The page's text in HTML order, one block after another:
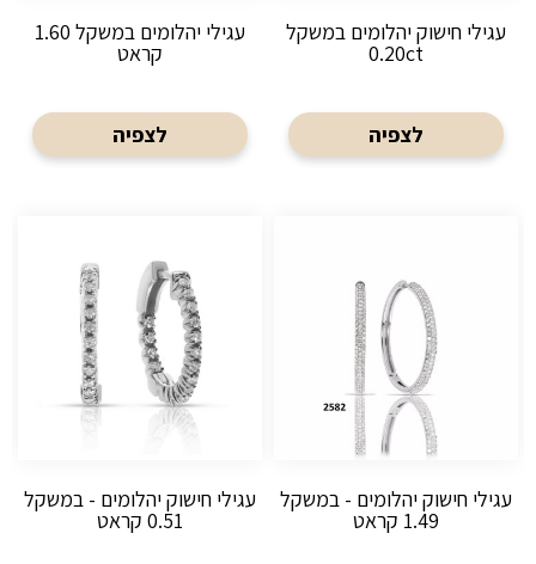
עגילי חישוק יהלומים במשקל
0.20ct
לצפיה
עגילי יהלומים במשקל 1.60
קראט
לצפיה
עגילי חישוק יהלומים - במשקל
1.49 קראט
עגילי חישוק יהלומים - במשקל
0.51 קראט